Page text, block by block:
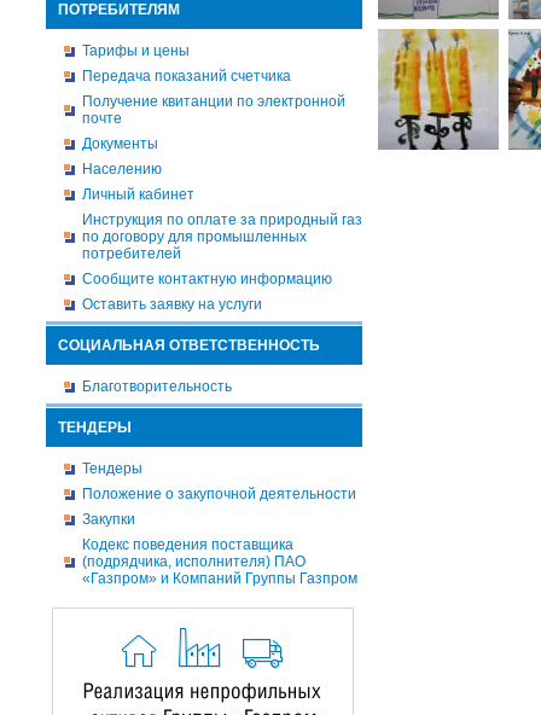
ПОТРЕБИТЕЛЯМ
Тарифы и цены
Передача показаний счетчика
Получение квитанции по электронной
почте
Документы
Населению
Личный кабинет
Инструкция по оплате за природный газ
по договору для промышленных
потребителей
Сообщите контактную информацию
Оставить заявку на услуги
СОЦИАЛЬНАЯ ОТВЕТСТВЕННОСТЬ
Благотворительность
ТЕНДЕРЫ
Тендеры
Положение о закупочной деятельности
Закупки
Кодекс поведения поставщика
(подрядчика, исполнителя) ПАО
«Газпром» и Компаний Группы Газпром